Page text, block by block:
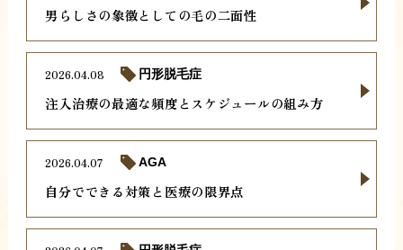
男らしさの象徴としての毛の二面性
注入治療の最適な頻度とスケジュールの組み方
2026.04.08 円形脱毛症
自分でできる対策と医療の限界点
2026.04.07 AGA